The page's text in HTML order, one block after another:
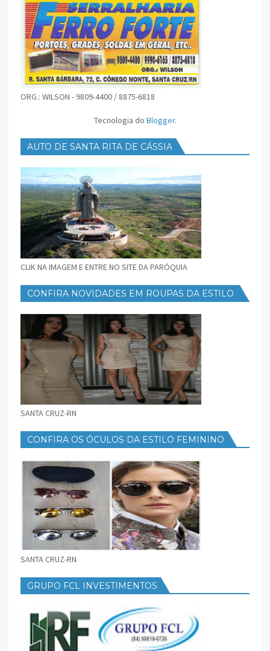
ORG.: WILSON - 9809-4400 / 8875-6818
Tecnologia do Blogger.
AUTO DE SANTA RITA DE CÁSSIA
CLIK NA IMAGEM E ENTRE NO SITE DA PARÓQUIA
CONFIRA NOVIDADES EM ROUPAS DA ESTILO
SANTA CRUZ-RN
CONFIRA OS ÓCULOS DA ESTILO FEMININO
SANTA CRUZ-RN
GRUPO FCL INVESTIMENTOS